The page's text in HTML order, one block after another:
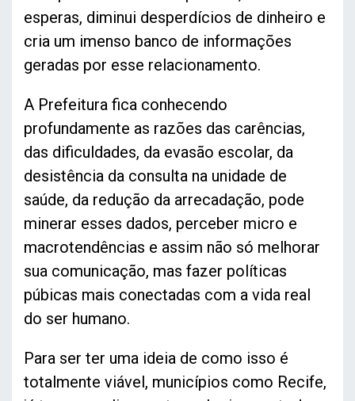
esperas, diminui desperdícios de dinheiro e
cria um imenso banco de informações
geradas por esse relacionamento.
A Prefeitura fica conhecendo
profundamente as razões das carências,
das dificuldades, da evasão escolar, da
desistência da consulta na unidade de
saúde, da redução da arrecadação, pode
minerar esses dados, perceber micro e
macrotendências e assim não só melhorar
sua comunicação, mas fazer políticas
púbicas mais conectadas com a vida real
do ser humano.
Para ser ter uma ideia de como isso é
totalmente viável, municípios como Recife,